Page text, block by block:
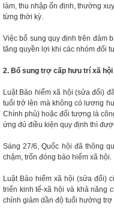
làm, thu nhập ổn định, thường
từng thời kỳ.
Việc bổ sung quy định trên đảm
tăng quyền lợi khi các nhóm đối
2. Bổ sung trợ cấp hưu trí xã hội
Luật Bảo hiểm xã hội (sửa đổi)
tuổi trở lên mà không có lương
Chính phủ) hoặc đối tượng là
ứng đủ điều kiện quy định thì
Sáng 27/6, Quốc hội đã thông
chậm, trốn đóng bảo hiểm xã hội.
Luật Bảo hiểm xã hội (sửa đổi)
triển kinh tế-xã hội và khả năng
chỉnh giảm dần độ tuổi hưởng trợ